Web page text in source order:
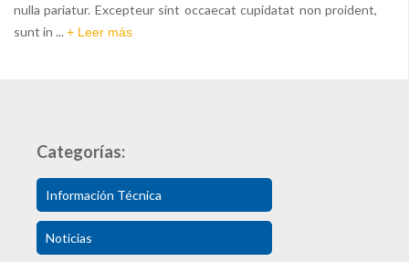
nulla pariatur. Excepteur sint occaecat cupidatat non proident,
sunt in ... + Leer más
Categorías:
Información Técnica
Noticias